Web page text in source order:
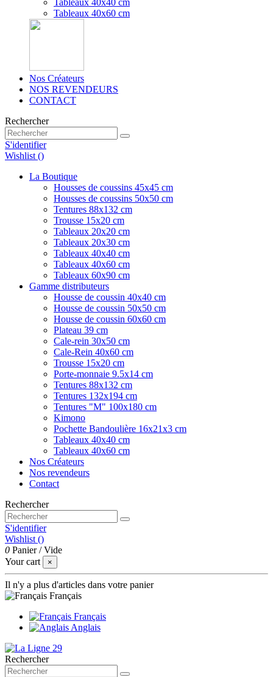
Tableaux 40x40 cm
Tableaux 40x60 cm
Nos Créateurs
NOS REVENDEURS
CONTACT
Rechercher
S'identifier
Wishlist ()
La Boutique
Housses de coussins 45x45 cm
Housses de coussins 50x50 cm
Tentures 88x132 cm
Trousse 15x20 cm
Tableaux 20x20 cm
Tableaux 20x30 cm
Tableaux 40x40 cm
Tableaux 40x60 cm
Tableaux 60x90 cm
Gamme distributeurs
Housse de coussin 40x40 cm
Housse de coussin 50x50 cm
Housse de coussin 60x60 cm
Plateau 39 cm
Cale-rein 30x50 cm
Cale-Rein 40x60 cm
Trousse 15x20 cm
Porte-monnaie 9.5x14 cm
Tentures 88x132 cm
Tentures 132x194 cm
Tentures "M" 100x180 cm
Kimono
Pochette Bandoulière 16x21x3 cm
Tableaux 40x40 cm
Tableaux 40x60 cm
Nos Créateurs
Nos revendeurs
Contact
Rechercher
S'identifier
Wishlist ()
0 Panier /Vide
Your cart
×
Il n'y a plus d'articles dans votre panier
Français
Français
Anglais
Rechercher